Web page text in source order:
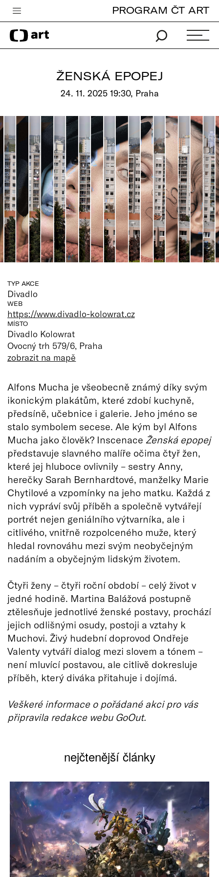
Česká televize
Zpravodajství
Pro děti
edu
Vše o ČT
PROGRAM ČT ART
ŽENSKÁ EPOPEJ
24. 11. 2025 19:30, Praha
TYP AKCE
Divadlo
WEB
https://www.divadlo-kolowrat.cz
MÍSTO
Divadlo Kolowrat
Ovocný trh 579/6, Praha
zobrazit na mapě
Alfons Mucha je všeobecně známý díky svým
ikonickým plakátům, které zdobí kuchyně,
předsíně, učebnice i galerie. Jeho jméno se
stalo symbolem secese. Ale kým byl Alfons
Mucha jako člověk? Inscenace Ženská epopej
představuje slavného malíře očima čtyř žen,
které jej hluboce ovlivnily – sestry Anny,
herečky Sarah Bernhardtové, manželky Marie
Chytilové a vzpomínky na jeho matku. Každá z
nich vypráví svůj příběh a společně vytvářejí
portrét nejen geniálního výtvarníka, ale i
citlivého, vnitřně rozpolceného muže, který
hledal rovnováhu mezi svým neobyčejným
nadáním a obyčejným lidským životem.
Čtyři ženy – čtyři roční období – celý život v
jedné hodině. Martina Balážová postupně
ztělesňuje jednotlivé ženské postavy, prochází
jejich odlišnými osudy, postoji a vztahy k
Muchovi. Živý hudební doprovod Ondřeje
Valenty vytváří dialog mezi slovem a tónem –
není mluvící postavou, ale citlivě dokresluje
příběh, který diváka přitahuje i dojímá.
Veškeré informace o pořádané akci pro vás
připravila redakce webu GoOut.
nejčtenější články